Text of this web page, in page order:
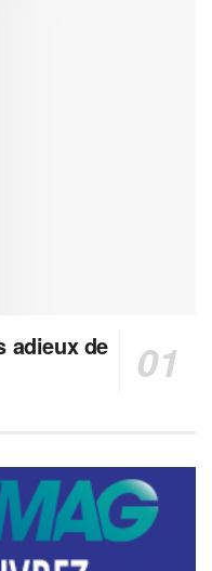
adieux de